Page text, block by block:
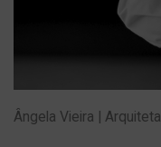
Ângela Vieira | Arquiteta